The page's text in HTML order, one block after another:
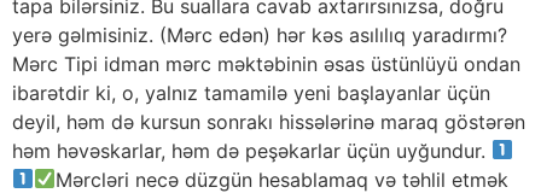
tapa bilərsiniz. Bu suallara cavab axtarırsınızsa, doğru
yerə gəlmisiniz. (Mərc edən) hər kəs asılılıq yaradırmı?
Mərc Tipi idman mərc məktəbinin əsas üstünlüyü ondan
ibarətdir ki, o, yalnız tamamilə yeni başlayanlar üçün
deyil, həm də kursun sonrakı hissələrinə maraq göstərən
həm həvəskarlar, həm də peşəkarlar üçün uyğundur.
Mərcləri necə düzgün hesablamaq və təhlil etmək